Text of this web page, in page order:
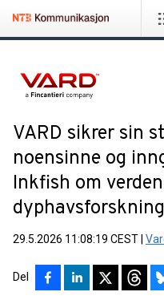
VARD sikrer sin
noensinne og
Inkfish om
29.5.2026 11:08:19 CEST
Del